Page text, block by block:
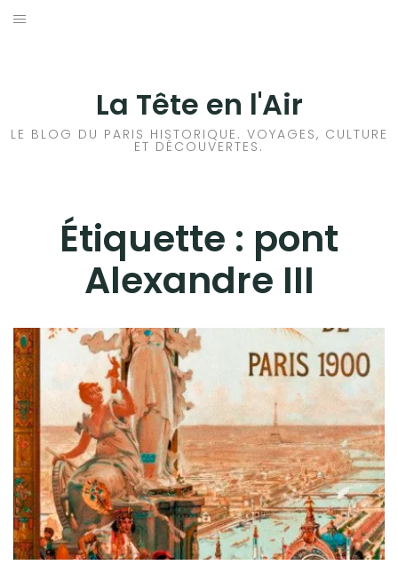
Aller
La Tête en l'Air
LE BLOG DU PARIS HISTORIQUE. VOYAGES, CULTURE
ET DÉCOUVERTES.
Étiquette : pont
Alexandre III
HISTOIRES EN ILE DE FRANCE
VOYAGES À L’ÉTRANGER